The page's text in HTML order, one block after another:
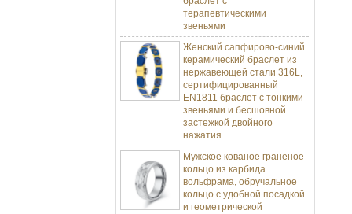
звеньями
Женский сапфирово-синий
керамический браслет из
нержавеющей стали 316L,
сертифицированный
EN1811 браслет с тонкими
звеньями и бесшовной
застежкой двойного
нажатия
Мужское кованое граненое
кольцо из карбида
вольфрама, обручальное
кольцо с удобной посадкой
и геометрической
текстурой, 8 мм для мужчин